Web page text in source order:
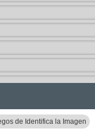
de Identifica la Imagen